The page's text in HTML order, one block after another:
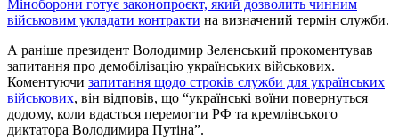
Міноборони готує законопроєкт, який дозволить чинним
військовим укладати контракти на визначений термін служби.
А раніше президент Володимир Зеленський прокоментував
запитання про демобілізацію українських військових.
Коментуючи запитання щодо строків служби для українських
військових, він відповів, що “українські воїни повернуться
додому, коли вдасться перемогти РФ та кремлівського
диктатора Володимира Путіна”.